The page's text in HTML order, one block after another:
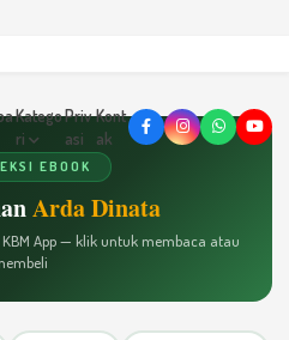
Katego
ri
Priv
asi
Kont
ak
EBOOK
Arda Dinata
App — klik untuk membaca atau